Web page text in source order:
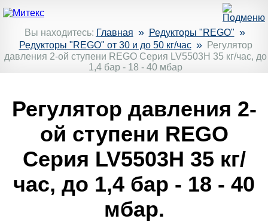
Вы находитесь: Главная » Редукторы "REGO" »
Редукторы "REGO" от 30 и до 50 кг/час »
Регулятор
давления 2-ой ступени REGO Серия LV5503H 35 кг/час, до
1,4 бар - 18 - 40 мбар
Регулятор давления 2-
ой ступени REGO
Серия LV5503H 35 кг/
час, до 1,4 бар - 18 - 40
мбар.